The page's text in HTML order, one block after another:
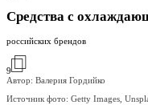
Средства с
российских брендов
9
Автор: Валерия Гордийко
Источник фото: Getty Images,